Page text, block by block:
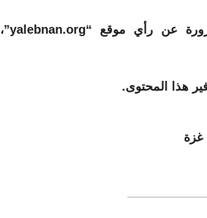
الآراء والمعلومات الواردة في هذا المقال لا تعبر بالضرورة عن رأي موقع “yalebnan.org”،
هذا المحتوى.